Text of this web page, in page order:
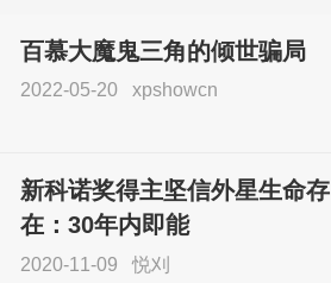
sskfn
百慕大魔鬼三角的倾世骗局
2022-05-20 xpshowcn
新科诺奖得主坚信外星生命存
在：30年内即能
2020-11-09 悦刈